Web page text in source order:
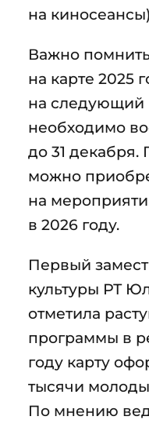
на
Важно
на карте 2025
на следующий
необходимо
до 31
можно
на
в 2026 году.
Первый
культуры РТ
отметила
программы в
году карту
тысячи
По мнению